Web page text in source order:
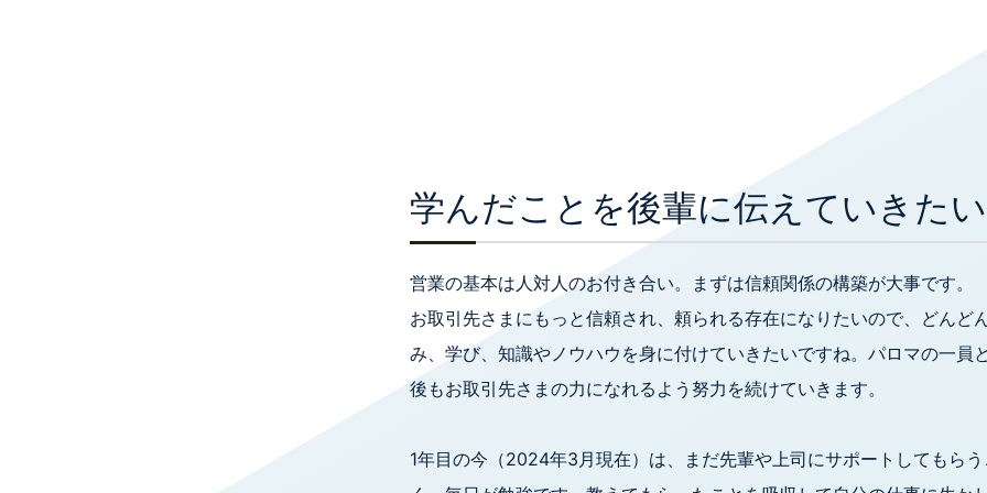
学んだことを後輩に伝えていきたい
営業の基本は人対人のお付き合い。まずは信頼関係の構築が大事です。
お取引先さまにもっと信頼され、頼られる存在になりたいので、どんど
み、学び、知識やノウハウを身に付けていきたいですね。パロマの一員
後もお取引先さまの力になれるよう努力を続けていきます。
1年目の今（2024年3月現在）は、まだ先輩や上司にサポートしてもら